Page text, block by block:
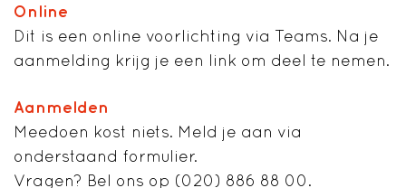
Online
Dit is een online voorlichting via Teams. Na je
aanmelding krijg je een link om deel te nemen.
Aanmelden
Meedoen kost niets. Meld je aan via
onderstaand formulier.
Vragen? Bel ons op (020) 886 88 00.